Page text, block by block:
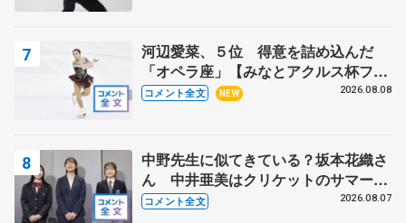
河辺愛菜、５位 得意を詰め込んだ
「オペラ座」【みなとアクルス杯フリ
ー】
コメント全文 NEW 2026.08.08
中野先生に似てきている？坂本花織さ
ん 中井亜美はクリケットのサマーキ
ャンプに 島田麻央はたくさん試合に
コメント全文 2026.08.07